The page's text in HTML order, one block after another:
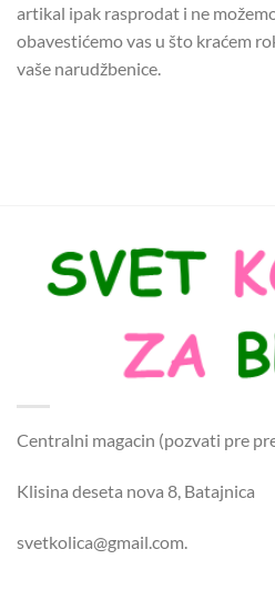
artikal ipak rasprodat i ne
obavestićemo vas u što kraćem
vaše narudžbenice.
Centralni magacin (pozvati pre
Klisina deseta nova 8, Batajnica
svetkolica@gmail.com.